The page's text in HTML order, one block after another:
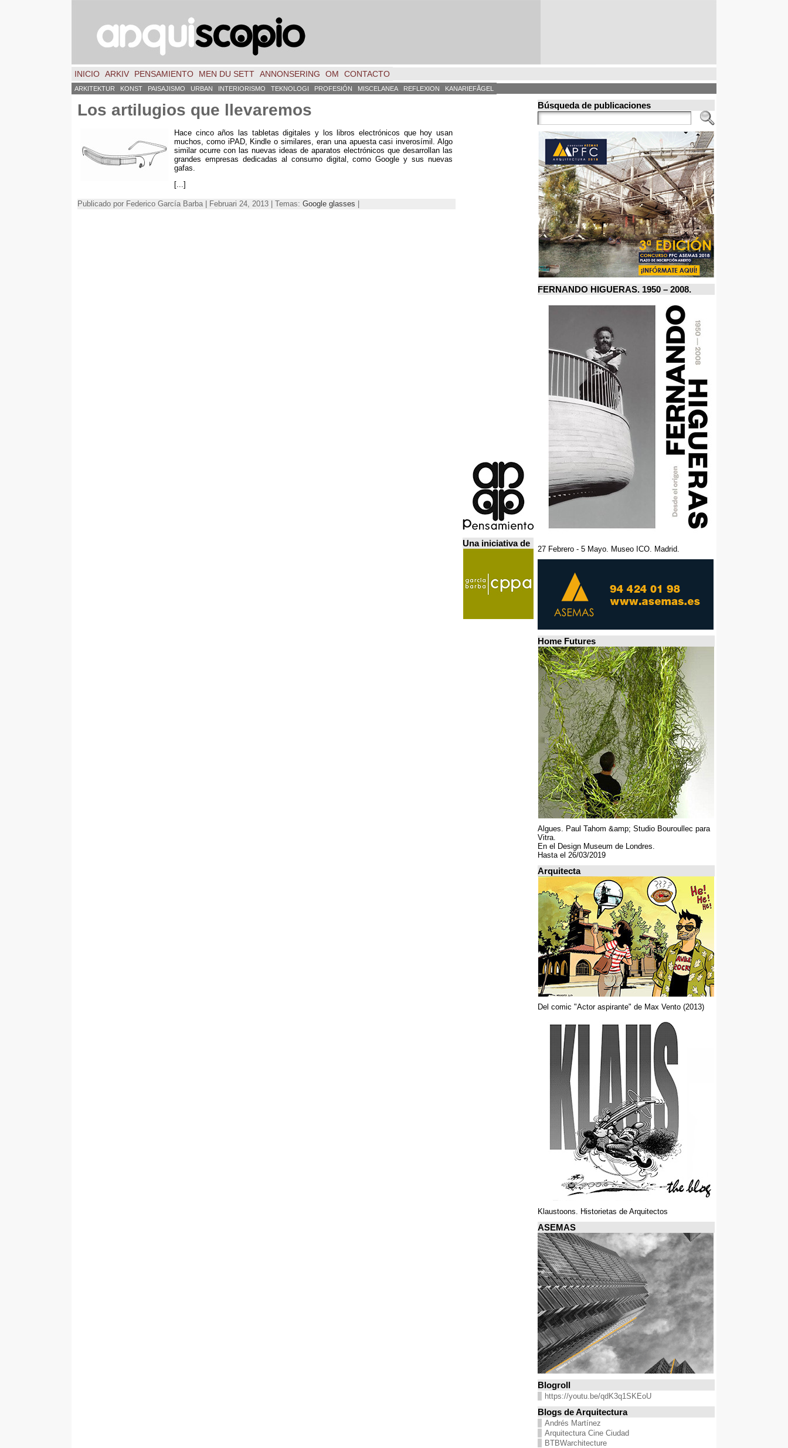
INICIO ARKIV PENSAMIENTO MEN DU SETT ANNONSERING OM CONTACTO
ARKITEKTUR KONST PAISAJISMO URBAN INTERIORISMO TEKNOLOGI PROFESIÓN MISCELANEA REFLEXION KANARIEFÅGEL
Los artilugios que llevaremos
Hace cinco años las tabletas digitales y los libros electrónicos que hoy usan
muchos
como iPAD, Kindle o similares eran una apuesta casi inverosímil .Algo
similar ocurre con las nuevas ideas de aparatos electrónicos que desarrollan las
grandes empresas dedicadas al consumo digital
,como Google y sus nuevas
gafas
[...]
Publicado por Federico García Barba | Februari 24, 2013 | Temas: Google glasses
Una iniciativa de
Búsqueda de publicaciones
FERNANDO HIGUERAS. 1950 – 2008.
27 Febrero - 5 Mayo. Museo ICO. Madrid.
Home Futures
Algues. Paul Tahom &amp; Studio Bouroullec para
Vitra.
En el Design Museum de Londres.
Hasta el 26/03/2019
Arquitecta
Del comic "Actor aspirante" de Max Vento (2013)
Klaustoons. Historietas de Arquitectos
ASEMAS
Blogroll
https://youtu.be/qdK3q1SKEoU
Blogs de Arquitectura
Andrés Martínez
Arquitectura Cine Ciudad
BTBWarchitecture